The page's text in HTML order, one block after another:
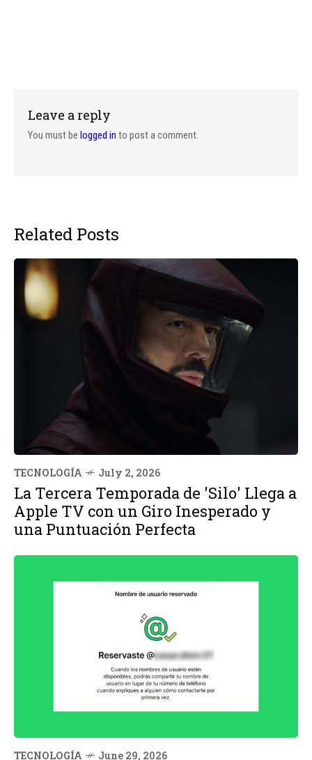
Leave a reply
You must be logged in to post a comment.
Related Posts
TECNOLOGÍA July 2, 2026
La Tercera Temporada de 'Silo' Llega a
Apple TV con un Giro Inesperado y
una Puntuación Perfecta
TECNOLOGÍA June 29, 2026